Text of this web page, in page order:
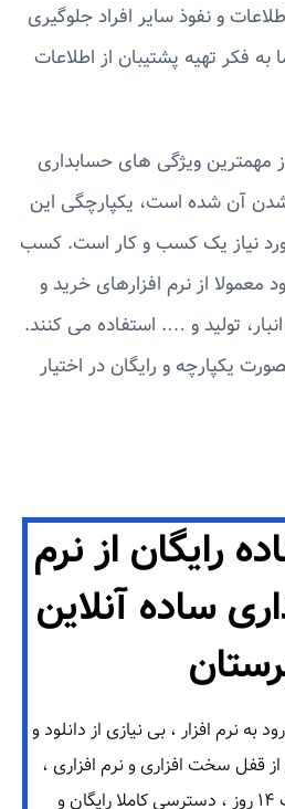
و نفوذ سایر افراد جلوگیری
فکر تهیه پشتیبان از اطلاعات
مهمترین ویژگی های حسابداری
آن شده است، یکپارچگی این
نیاز یک کسب و کار است. کسب
معمولا از نرم افزارهای خرید و
تولید و …. استفاده می کنند.
یکپارچه و رایگان در اختیار
رایگان از نرم
ساده آنلاین
به نرم افزار ، بی نیازی از دانلود و
قفل سخت افزاری و نرم افزاری ،
استفاده رایگان به مدت ۱۴ روز ، دسترسی کاملا رایگان و